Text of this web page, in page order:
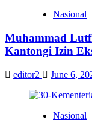
Nasional
Muhammad
Kantongi Izin
editor2 June 6,
Nasional